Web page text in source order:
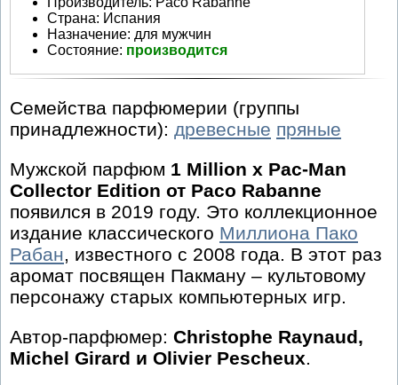
Страна: Испания
Назначение: для мужчин
Состояние: производится
Семейства парфюмерии (группы
принадлежности): древесные пряные
Мужской парфюм 1 Million x Pac-Man
Collector Edition от Paco Rabanne
появился в 2019 году. Это коллекционное
издание классического Миллиона Пако
Рабан, известного с 2008 года. В этот раз
аромат посвящен Пакману – культовому
персонажу старых компьютерных игр.
Автор-парфюмер: Christophe Raynaud,
Michel Girard и Olivier Pescheux.